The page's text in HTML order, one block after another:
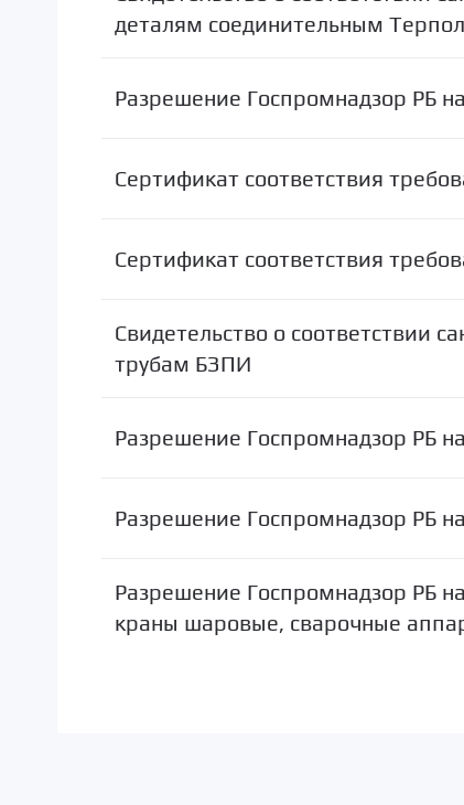
деталям соединительным
Разрешение Госпромнадзор РБ
Сертификат соответствия
Сертификат соответствия
Свидетельство о соответствии
трубам БЗПИ
Разрешение Госпромнадзор РБ
Разрешение Госпромнадзор РБ
Разрешение Госпромнадзор РБ
краны шаровые, сварочные